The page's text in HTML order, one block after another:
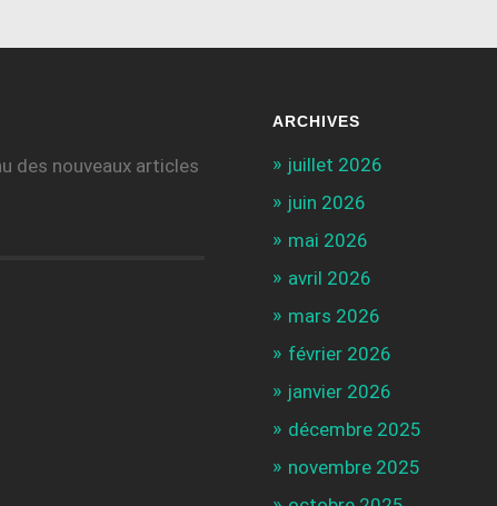
des nouveaux articles
ARCHIVES
juillet 2026
juin 2026
mai 2026
avril 2026
mars 2026
février 2026
janvier 2026
décembre 2025
novembre 2025